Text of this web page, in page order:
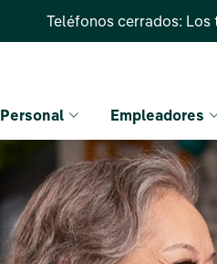
Teléfonos cerrados: Los
Personal Empleadores